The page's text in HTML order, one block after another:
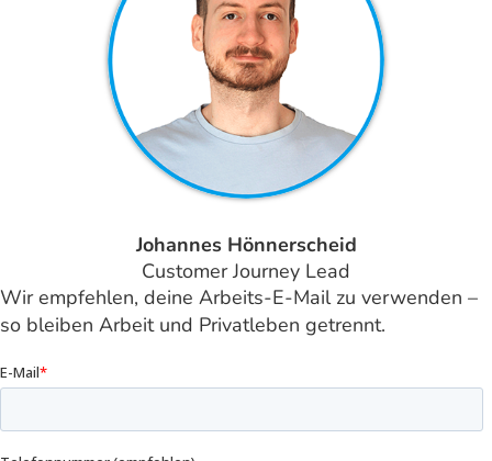
Johannes Hönnerscheid
Customer Journey Lead
Wir empfehlen, deine Arbeits-E-Mail zu verwenden –
so bleiben Arbeit und Privatleben getrennt.